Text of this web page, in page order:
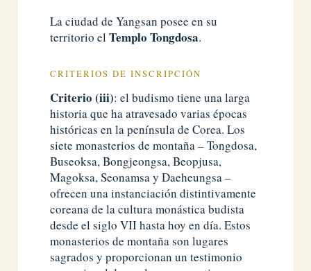
La ciudad de Yangsan posee en su
territorio elTemplo Tongdosa.
CRITERIOS DE INSCRIPCIÓN
Criterio (iii): el budismo tiene una larga
historia que ha atravesado varias épocas
históricas en la península de Corea. Los
siete monasterios de montaña – Tongdosa,
Buseoksa, Bongjeongsa, Beopjusa,
Magoksa, Seonamsa y Daeheungsa –
ofrecen una instanciación distintivamente
coreana de la cultura monástica budista
desde el siglo VII hasta hoy en día. Estos
monasterios de montaña son lugares
sagrados y proporcionan un testimonio